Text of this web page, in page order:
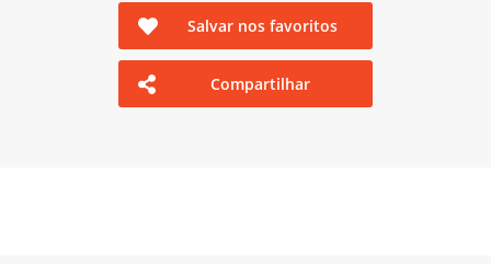
Salvar nos favoritos
Compartilhar